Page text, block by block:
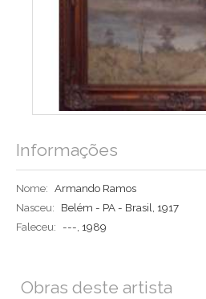
Informações
Nome: Armando Ramos
Nasceu:
Belém - PA - Brasil, 1917
Faleceu:
---, 1989
Obras deste artista